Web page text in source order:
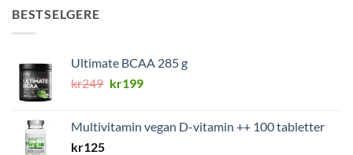
BESTSELGERE
Ultimate BCAA 285 g
kr249 Opprinnelig
kr249.
kr199Nåværende
kr199.
Multivitamin vegan D-vitamin ++ 100 tabletter
kr125